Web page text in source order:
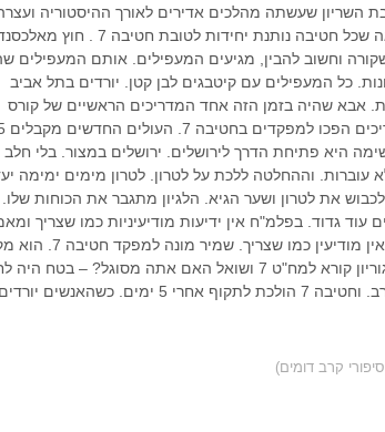
חטיבה 7 לימים חטיבת השריון שעשתה מהלכים אדירים לאורך ההיסטוריה
הצבא הסורי ביום הכיפורים. קיבלו הוראה שכל חטיבה נותנת יחידות לטובת
וחשוב להבין, מגיעים המעפילים. אותם המעפילים
כל המעפילים עם קיטבגים לבן קטן. יורדים בתל אביב
אבא שהיה בזמן הזה אחד המדריכים הראשיים של קורס
היא פתיחת הדרך לירושלים. ירושלים במצור. בלי חלב
עוברות. וההחלטה ללכת על לטרון. לטרון מימים ימימה
את לטרון ושער הגיא. הלגיון מתגבר את הכוחות שלו.
עוד גדוד. בפלמ"ח אין ידיעות מודיעיניות כמו שצריך
שהכח מדולל. וזה חוזר בהרבה קרבות שאין מודיעין כמו שצריך.
הוראות ישירות מבן גוריון ולא מידין! בן גוריון קורא למח"ט 7 ושואל האם אתה מסוגל? – בטח
רציני בחדר באותו זמן. אין. והוא לא מסרב. וחטיבה 7 הולכת לתקוף אחרי 5 ימים. כשהאנשים יורדים
קרב דומים)